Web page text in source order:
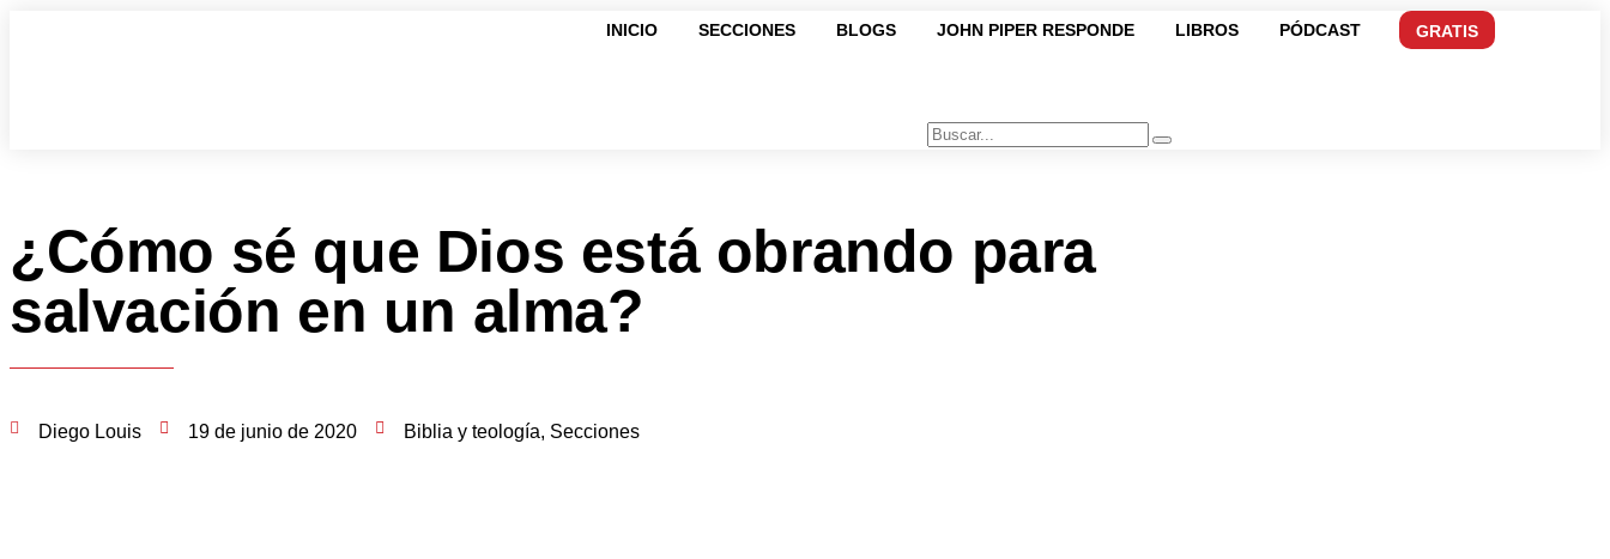
INICIO SECCIONES BLOGS JOHN PIPER RESPONDE LIBROS PÓDCAST GRATIS
¿Cómo sé que Dios está obrando para
salvación en un alma?
Diego Louis 19 de junio de 2020 Biblia y teología, Secciones